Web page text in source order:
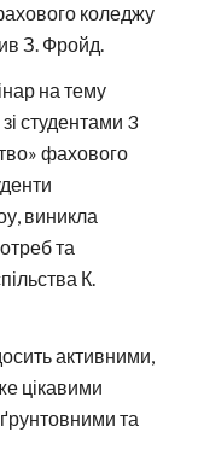
коледжу
З. Фройд.
на тему
зі студентами 3
фахового
виникла
та
К.
активними,
цікавими
та